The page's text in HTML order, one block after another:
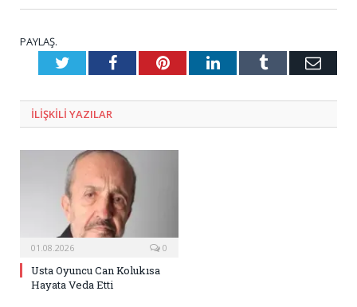
PAYLAŞ.
TwitterFacebookPinterestLinkedInTumblr E-
ILIŞKILI YAZILAR
01.08.2026 0
Usta Oyuncu Can Kolukısa
Hayata Veda Etti